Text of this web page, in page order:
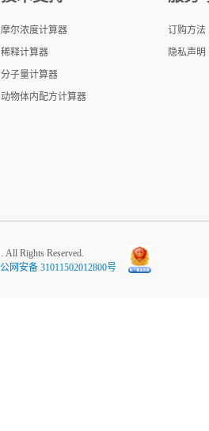
摩尔浓度计算器
稀释计算器
分子量计算器
动物体内配方计算器
订购方法
隐私声明
All Rights Reserved.
网安备 31011502012800号